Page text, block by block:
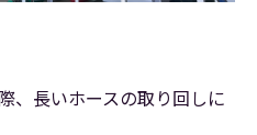
、長いホースの取り回しに